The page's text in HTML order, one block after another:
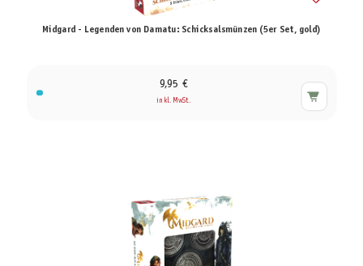
Midgard - Legenden von Damatu: Schicksalsmünzen (5er Set, gold)
9,95 €
inkl. MwSt.